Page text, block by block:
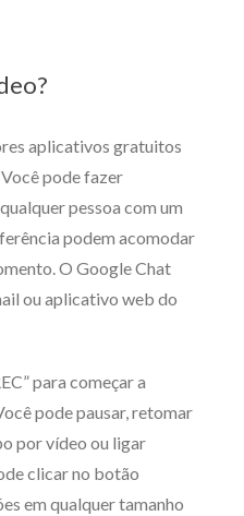
aplicativos gratuitos
pode fazer
pessoa com um
podem acomodar
O Google Chat
ou aplicativo web do
para começar a
pode pausar, retomar
por vídeo ou ligar
clicar no botão
em qualquer tamanho